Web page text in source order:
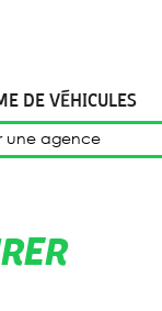
DE VÉHICULES
une agence